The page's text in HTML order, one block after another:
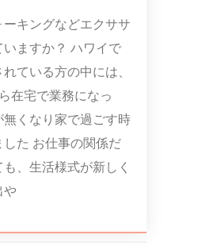
ーキングなどエクササ
いますか？ ハワイで
ている方の中には、
在宅で業務になっ
無くなり家で過ごす時
した お仕事の関係だ
、生活様式が新しく
や